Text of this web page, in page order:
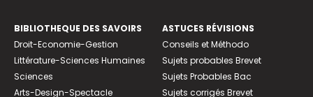
BIBLIOTHEQUE DES SAVOIRS
Droit-Economie-Gestion
Littérature-Sciences Humaines
Sciences
Arts-Design-Spectacle
ASTUCES RÉVISIONS
Conseils et Méthodo
Sujets probables Brevet
Sujets Probables Bac
Sujets corrigés Brevet